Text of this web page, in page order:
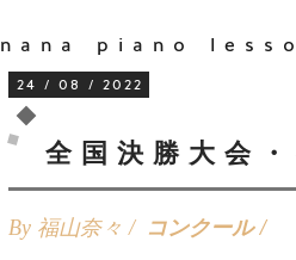
nana piano
24 / 08 / 2022
全国決勝大会
By 福山奈々 / コンクール